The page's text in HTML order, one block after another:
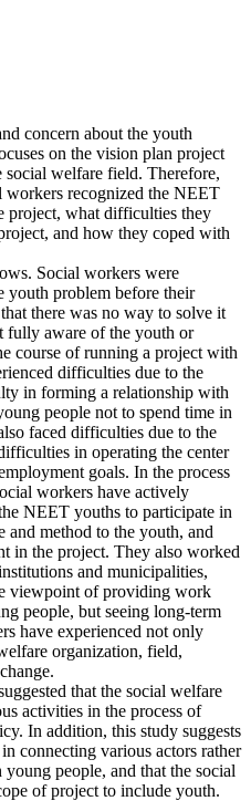
concern about the youth
on the vision plan project
welfare field. Therefore,
workers recognized the NEET
project, what difficulties they
and how they coped with
Social workers were
youth problem before their
there was no way to solve it
fully aware of the youth or
course of running a project with
difficulties due to the
in forming a relationship with
people not to spend time in
faced difficulties due to the
in operating the center
goals. In the process
workers have actively
NEET youths to participate in
and method to the youth, and
in the project. They also worked
and municipalities,
viewpoint of providing work
people, but seeing long-term
have experienced not only
organization, field,
that the social welfare
activities in the process of
In addition, this study suggests
connecting various actors rather
people, and that the social
of project to include youth.